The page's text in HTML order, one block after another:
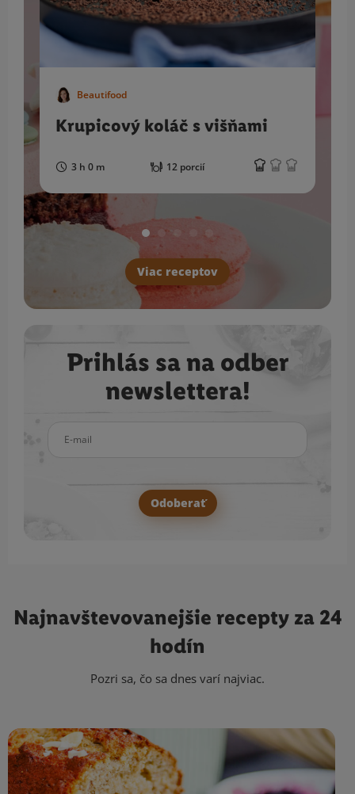
Beautifood
Krupicový koláč s višňami
3 h 0 m 12 porcií
Viac receptov
Prihlás sa na odber
newslettera!
Odoberať
Najnavštevovanejšie recepty za 24
hodín
Pozri sa, čo sa dnes varí najviac.